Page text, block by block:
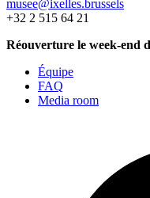
musee@ixelles.brussels
+32 2 515 64 21
Réouverture le week-end
Équipe
FAQ
Media room